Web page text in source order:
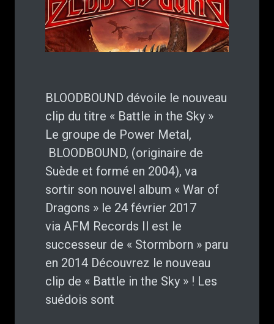
BLOODBOUND dévoile le nouveau
clip du titre « Battle in the Sky »
Le groupe de Power Metal,
BLOODBOUND, (originaire de
Suède et formé en 2004), va
sortir son nouvel album « War of
Dragons » le 24 février 2017
via AFM Records Il est le
successeur de « Stormborn » paru
en 2014 Découvrez le nouveau
clip de « Battle in the Sky » ! Les
suédois sont